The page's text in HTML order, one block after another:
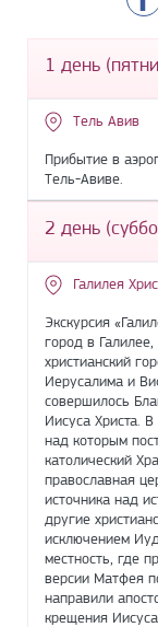
1 день
Тель Авив
Прибытие в
Тель-Авиве.
2 день
Галилея
Экскурсия
город в
христианский
Иерусалима и
совершилось
Иисуса Христа.
над которым
католический
православная
источника над
другие
исключением
местность, где
версии Матфея
направили
крещения Иисуса.